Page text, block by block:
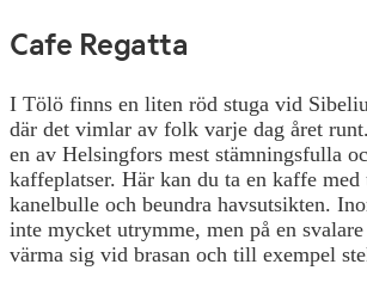
Cafe Regatta
I Tölö finns en liten röd stuga vid
där det vimlar av folk varje dag året
en av Helsingfors mest stämningsfulla
kaffeplatser. Här kan du ta en kaffe med
kanelbulle och beundra havsutsikten.
inte mycket utrymme, men på en
värma sig vid brasan och till exempel